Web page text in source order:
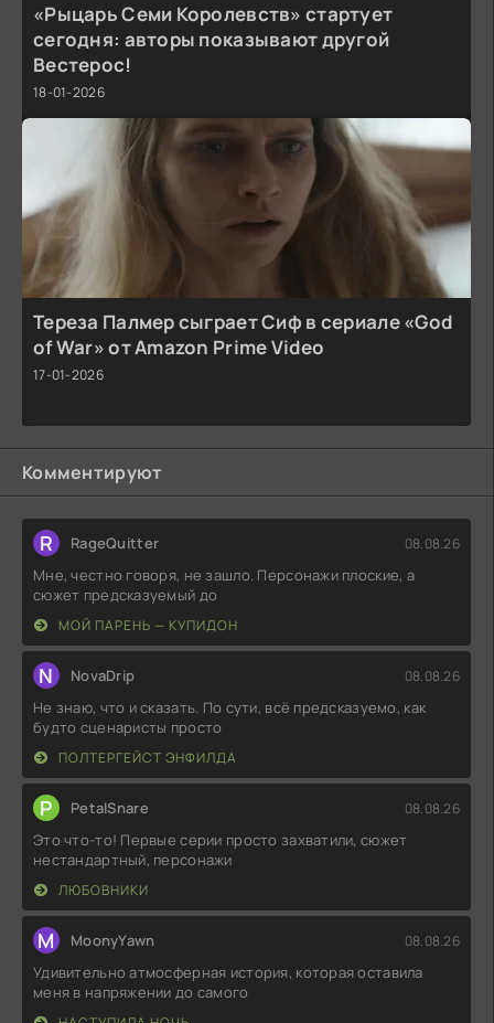
«Рыцарь Семи Королевств» стартует
сегодня: авторы показывают другой
Вестерос!
18-01-2026
Тереза Палмер сыграет Сиф в сериале «God
of War» от Amazon Prime Video
17-01-2026
Комментируют
R RageQuitter 08.08.26
Мне, честно говоря, не зашло. Персонажи плоские, а
сюжет предсказуемый до
МОЙ ПАРЕНЬ — КУПИДОН
N NovaDrip 08.08.26
Не знаю, что и сказать. По сути, всё предсказуемо, как
будто сценаристы просто
ПОЛТЕРГЕЙСТ ЭНФИЛДА
P PetalSnare 08.08.26
Это что-то! Первые серии просто захватили, сюжет
нестандартный, персонажи
ЛЮБОВНИКИ
M MoonyYawn 08.08.26
Удивительно атмосферная история, которая оставила
меня в напряжении до самого